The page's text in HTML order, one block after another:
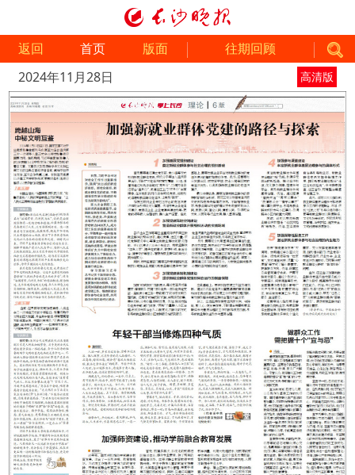
返回 首页 版面
往期回顾
2024年11月28日
高清版